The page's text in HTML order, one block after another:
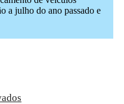
a julho do ano passado e